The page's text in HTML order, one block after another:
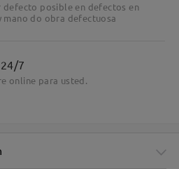
defecto posible en defectos en
mano do obra defectuosa
7
online para usted.